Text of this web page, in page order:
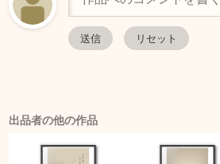
出品者の他の作品